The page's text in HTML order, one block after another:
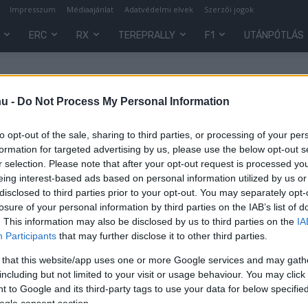
- Do Not Process My Personal Information
opt-out of the sale, sharing to third parties, or processing of your
for targeted advertising by us, please use the below opt-out
selection. Please note that after your opt-out request is processed
interest-based ads based on personal information utilized by us
to third parties prior to your opt-out. You may separately
of your personal information by third parties on the IAB’s list of
This information may also be disclosed by us to third parties on the
Participants that may further disclose it to other third parties.
that this website/app uses one or more Google services and may
but not limited to your visit or usage behaviour. You may
to Google and its third-party tags to use your data for below
consent section.
Impresszum Médiaajánlat Adatvédelmi elvek Szerzői jogok
ERC RX TEREPRALLY F1 UTÁNPÓTLÁS
F1
Ilyen volt az F1 első
tömegbalesete – szenzációs
felvételek 1950-ből (videó)